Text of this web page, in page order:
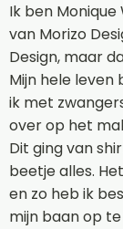
Ik ben
van Morizo
Design, maar
Mijn hele leven
ik met
over op het
Dit ging van
beetje alles.
en zo heb ik
mijn baan op